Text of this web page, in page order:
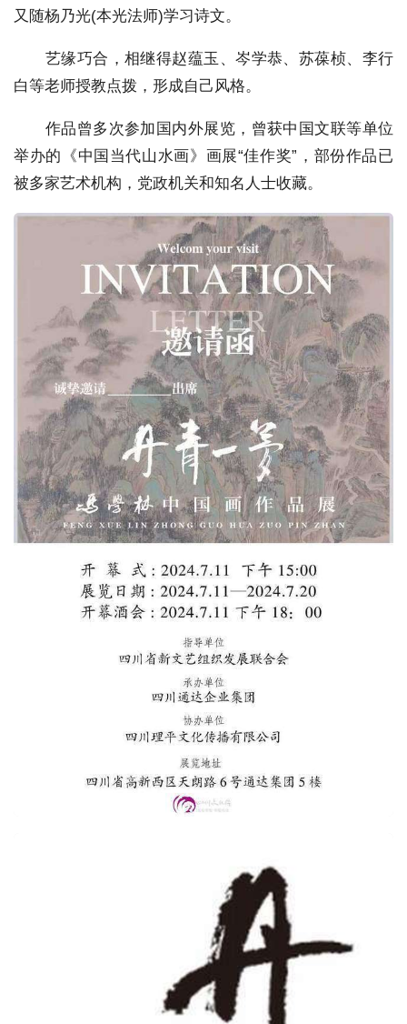
又随杨乃光(本光法师)学习诗文。
艺缘巧合，相继得赵蕴玉、岑学恭、苏葆桢、李行
白等老师授教点拨，形成自己风格。
作品曾多次参加国内外展览，曾获中国文联等单位
举办的《中国当代山水画》画展“佳作奖”，部份作品已
被多家艺术机构，党政机关和知名人士收藏。